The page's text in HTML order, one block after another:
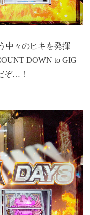
中々のヒキを発揮
DOWN to GIG
ぞ…！